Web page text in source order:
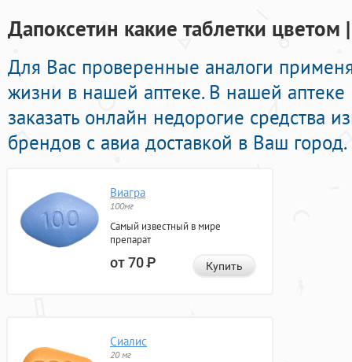
Дапоксетин какие таблетки цветом
Для Вас проверенные аналоги
жизни в нашей аптеке. В нашей
заказать онлайн недорогие средства
брендов с авиа доставкой в Ваш город.
Виагра
100мг
Самый известный в мире
препарат
от 70Р Купить
Сиалис
20 мг